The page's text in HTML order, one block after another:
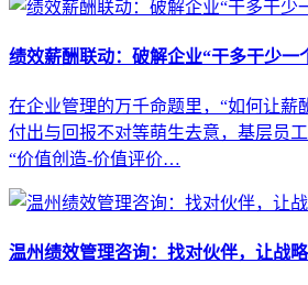
绩效薪酬联动：破解企业“干多干少一
在企业管理的万千命题里，“如何让薪
付出与回报不对等萌生去意，基层员
“价值创造-价值评价…
温州绩效管理咨询：找对伙伴，让战